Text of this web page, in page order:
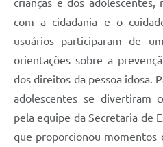
crianças e dos adolescentes,
com a cidadania e o
usuários participaram de
orientações sobre a
dos direitos da pessoa idosa.
adolescentes se divertiram
pela equipe da Secretaria de
que proporcionou momentos